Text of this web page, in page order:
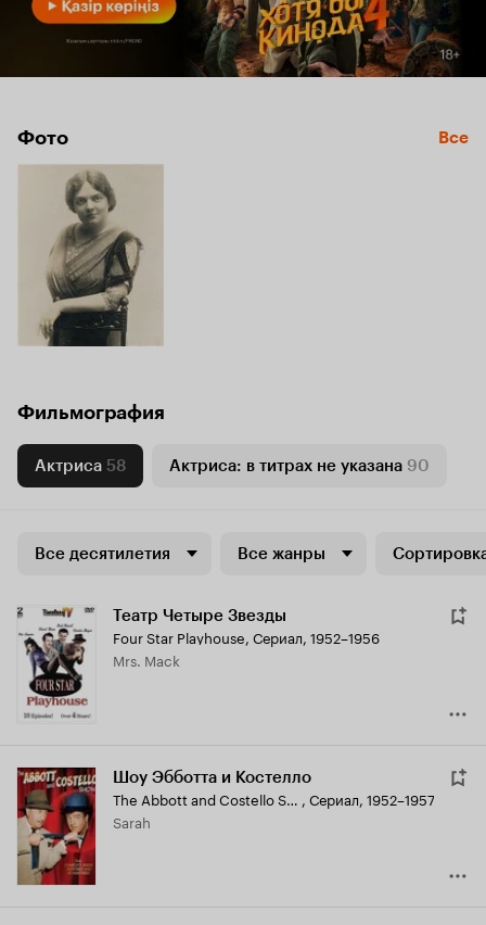
Фото Все
Фильмография
Актриса 58 Актриса: в титрах не указана 90
Все десятилетия Все жанры
Театр Четыре Звезды
Four Star Playhouse, Сериал, 1952–1956
Mrs. Mack
Шоу Эбботта и Костелло
The Abbott and Costello Show , Сериал, 1952–1957
Sarah